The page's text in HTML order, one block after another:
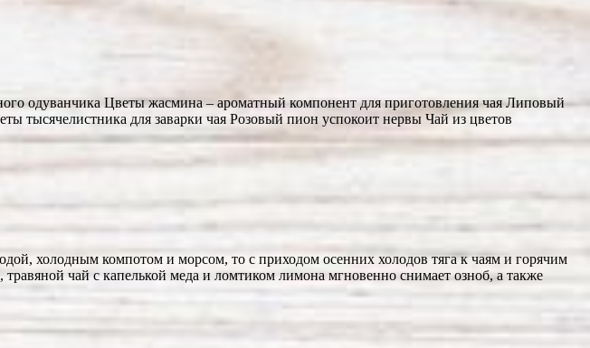
одуванчика Цветы жасмина – ароматный компонент для приготовления чая Липовый
тысячелистника для заварки чая Розовый пион успокоит нервы Чай из цветов
холодным компотом и морсом, то с приходом осенних холодов тяга к чаям и горячим
чай с капелькой меда и ломтиком лимона мгновенно снимает озноб, а также